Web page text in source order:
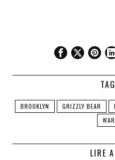
BROOKLYN GRIZZLY BEAR
LIRE